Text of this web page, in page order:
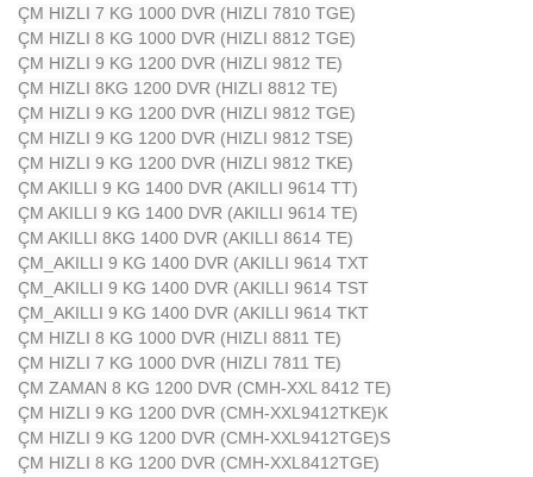
ÇM HIZLI 7 KG 1000 DVR (HIZLI 7810 TGE)
ÇM HIZLI 8 KG 1000 DVR (HIZLI 8812 TGE)
ÇM HIZLI 9 KG 1200 DVR (HIZLI 9812 TE)
ÇM HIZLI 8KG 1200 DVR (HIZLI 8812 TE)
ÇM HIZLI 9 KG 1200 DVR (HIZLI 9812 TGE)
ÇM HIZLI 9 KG 1200 DVR (HIZLI 9812 TSE)
ÇM HIZLI 9 KG 1200 DVR (HIZLI 9812 TKE)
ÇM AKILLI 9 KG 1400 DVR (AKILLI 9614 TT)
ÇM AKILLI 9 KG 1400 DVR (AKILLI 9614 TE)
ÇM AKILLI 8KG 1400 DVR (AKILLI 8614 TE)
ÇM_AKILLI 9 KG 1400 DVR (AKILLI 9614 TXT
ÇM_AKILLI 9 KG 1400 DVR (AKILLI 9614 TST
ÇM_AKILLI 9 KG 1400 DVR (AKILLI 9614 TKT
ÇM HIZLI 8 KG 1000 DVR (HIZLI 8811 TE)
ÇM HIZLI 7 KG 1000 DVR (HIZLI 7811 TE)
ÇM ZAMAN 8 KG 1200 DVR (CMH-XXL 8412 TE)
ÇM HIZLI 9 KG 1200 DVR (CMH-XXL9412TKE)K
ÇM HIZLI 9 KG 1200 DVR (CMH-XXL9412TGE)S
ÇM HIZLI 8 KG 1200 DVR (CMH-XXL8412TGE)